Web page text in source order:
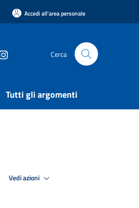
Accedi all'area personale
Cerca
Tutti gli argomenti
Vedi azioni